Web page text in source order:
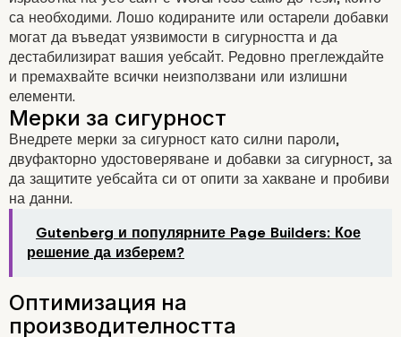
Осигуряване на
на WordPress
Редовни актуализации и
архивиране
са необходими. Лошо кодираните или остарели добавки
могат да въведат уязвимости в сигурността и да
дестабилизират вашия уебсайт. Редовно преглеждайте
и премахвайте всички неизползвани или излишни
елементи.
Внедрете мерки за сигурност като силни пароли,
двуфакторно удостоверяване и добавки за сигурност, за
да защитите уебсайта си от опити за хакване и пробиви
на данни.
Gutenberg и популярните Page Builders: Кое
решение да изберем?